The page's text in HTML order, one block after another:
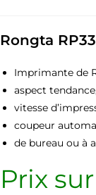
Rongta
Imprimante de
aspect
vitesse
coupeur
de bureau ou à
Prix